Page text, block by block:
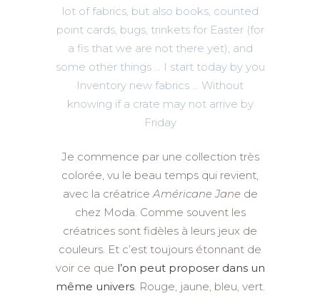
lot of fabrics, but also books, counted
point cards, bugs, trinkets for Easter (for
a fis that we are not there yet), and
some other things … I start today by you
Inventory new fabrics … Without
knowing if a crate may not arrive by
Friday
Je commence par une collection très
colorée, vu le beau temps qui revient,
avec la créatriceAméricane Janede
chez Moda. Comme souvent les
créatrices sont fidèles à leurs jeux de
couleurs. Et c’est toujours étonnant de
voir ce que l’on peut proposer dans un
même univers. Rouge, jaune, bleu, vert.